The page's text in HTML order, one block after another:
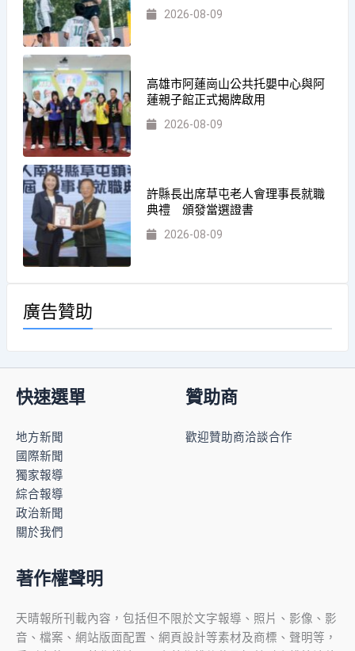
2026-08-09
高雄市阿蓮崗山公共托嬰中心與阿
蓮親子館正式揭牌啟用
2026-08-09
許縣長出席草屯老人會理事長就職
典禮 頒發當選證書
2026-08-09
廣告贊助
快速選單
地方新聞
國際新聞
獨家報導
綜合報導
政治新聞
關於我們
贊助商
歡迎贊助商洽談合作
著作權聲明
天晴報所刊載內容，包括但不限於文字報導、照片、影像、影
音、檔案、網站版面配置、網頁設計等素材及商標、聲明等，